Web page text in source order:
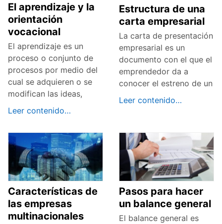
El aprendizaje y la
orientación
vocacional
El aprendizaje es un
proceso o conjunto de
procesos por medio del
cual se adquieren o se
modifican las ideas,
Leer contenido…
Estructura de una
carta empresarial
La carta de presentación
empresarial es un
documento con el que el
emprendedor da a
conocer el estreno de un
Leer contenido…
Características de
las empresas
multinacionales
Pasos para hacer
un balance general
El balance general es